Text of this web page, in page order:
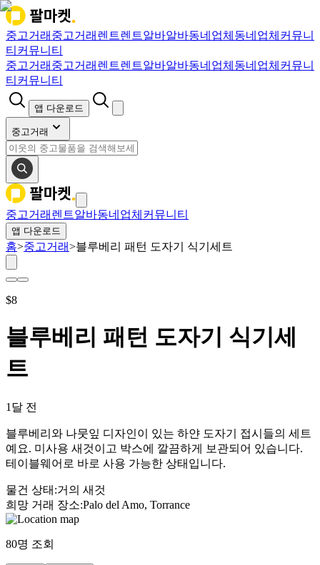
중고거래 중고거래 렌트렌트알바알바동네업체 동네업체 커뮤니
티 커뮤니티
중고거래 중고거래 렌트렌트알바알바동네업체 동네업체 커뮤니
티 커뮤니티
앱 다운로드
중고거래
중고거래 렌트알바동네업체 커뮤니티
앱 다운로드
홈>중고거래>블루베리 패턴 도자기 식기세트
$8
블루베리 패턴 도자기 식기세
트
1달 전
블루베리와 나뭇잎 디자인이 있는 하얀 도자기 접시들의 세트
예요. 미사용 새것이고 박스에 깔끔하게 보관되어 있습니다.
테이블웨어로 바로 사용 가능한 상태입니다.
물건 상태 :거의 새것
희망 거래 장소:Palo del Amo, Torrance
80명 조회